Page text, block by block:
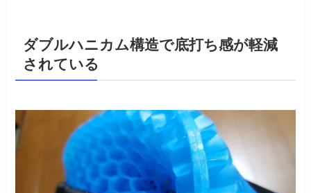
ダブルハニカム構造で底打ち感が軽減
されている